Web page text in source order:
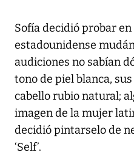
Sofía decidió probar
estadounidense
audiciones no sabían
tono de piel blanca,
cabello rubio natural;
imagen de la mujer
decidió pintarselo de
‘Self’.